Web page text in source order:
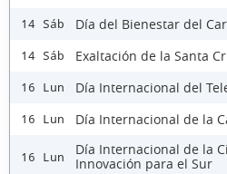
14 Sáb Día del Bienestar del
14 Sáb Exaltación de la Santa
16 Lun Día Internacional del
16 Lun Día Internacional de la
16 Lun
Día Internacional de la
Innovación para el Sur